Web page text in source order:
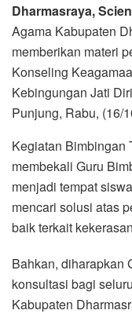
Dharmasraya,
Agama Kabupaten
memberikan materi
Konseling
Kebingungan Jati
Punjung, Rabu, (16/
Kegiatan Bimbingan
membekali Guru
menjadi tempat
mencari solusi atas
baik terkait
Bahkan, diharapkan
konsultasi bagi
Kabupaten